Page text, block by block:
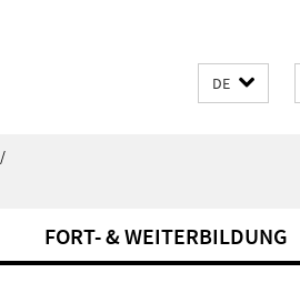
DE
/
FORT- & WEITERBILDUNG